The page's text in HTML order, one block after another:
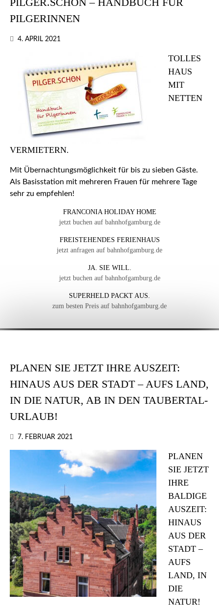
PILGERINNEN
4. APRIL 2021
TOLLES
HAUS
MIT
NETTEN
VERMIETERN.
Mit Übernachtungsmöglichkeit für bis zu sieben Gäste.
Als Basisstation mit mehreren Frauen für mehrere Tage
sehr zu empfehlen!
FRANCONIA HOLIDAY HOME
jetzt buchen auf bahnhofgamburg.de
FREISTEHENDES FERIENHAUS
jetzt anfragen auf bahnhofgamburg.de
JA. SIE WILL.
jetzt buchen auf bahnhofgamburg.de
SUPERHELD PACKT AUS.
zum besten Preis auf bahnhofgamburg.de
PLANEN SIE JETZT IHRE AUSZEIT:
HINAUS AUS DER STADT – AUFS LAND,
IN DIE NATUR, AB IN DEN TAUBERTAL-
URLAUB!
7. FEBRUAR 2021
PLANEN
SIE JETZT
IHRE
BALDIGE
AUSZEIT:
HINAUS
AUS DER
STADT –
AUFS
LAND, IN
DIE
NATUR!